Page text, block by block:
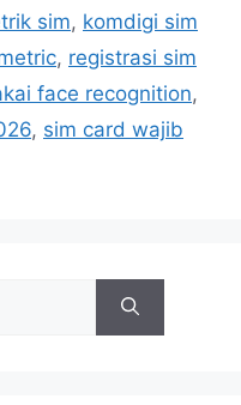
sim, komdigi sim
, registrasi sim
face recognition,
, sim card wajib